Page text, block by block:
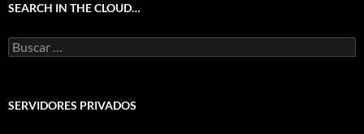
SEARCH IN THE CLOUD…
Buscar:
SERVIDORES PRIVADOS